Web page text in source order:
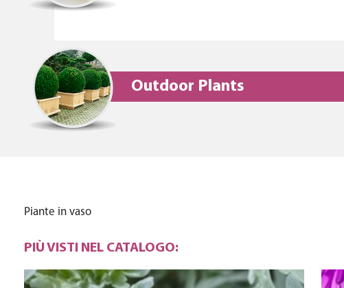
Outdoor Plants
Piante in vaso
PIÙ VISTI NEL CATALOGO: